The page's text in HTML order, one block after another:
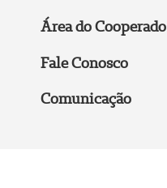
Área do Cooperado
Fale Conosco
Comunicação